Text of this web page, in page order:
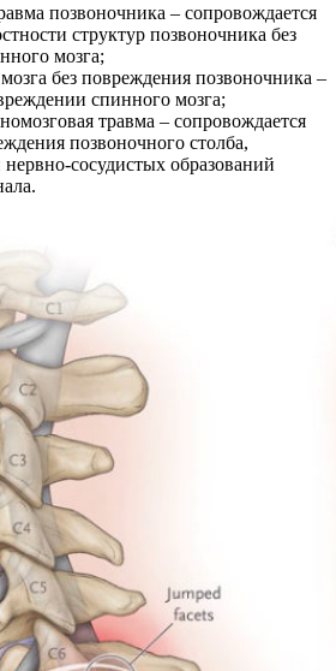
позвоночника – сопровождается
структур позвоночника без
мозга;
без повреждения позвоночника –
спинного мозга;
травма – сопровождается
позвоночного столба,
сосудистых образований